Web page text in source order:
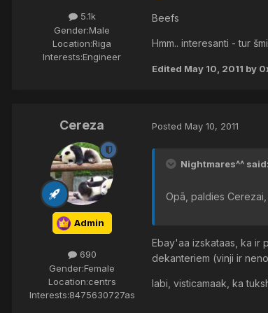
5.1k
Gender:Male
Location:Riga
Interests:Engineer
Beefs
Hmm.. interesanti - tur
Edited May 10, 2011 by
Cereza
Admin
690
Gender:Female
Location:centrs
Interests:8475630727as
Posted May 10, 2011
Nightmares^^ said:
Opā, paldies
Ebay'aa izskataas, ka ir
dekanteriem (vinji ir
labi, visticamaak, ka